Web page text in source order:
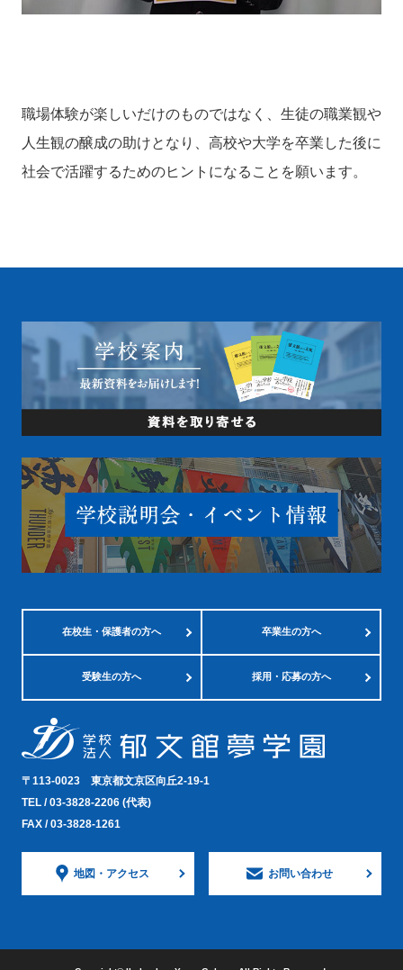
職場体験が楽しいだけのものではなく、生徒の職業観や
人生観の醸成の助けとなり、高校や大学を卒業した後に
社会で活躍するためのヒントになることを願います。
在校生・保護者の方へ 卒業生の方へ
受験生の方へ 採用・応募の方へ
〒113-0023 東京都文京区向丘2-19-1
TEL /03-3828-2206 (代表)
FAX / 03-3828-1261
地図・ アクセス お問い合わせ